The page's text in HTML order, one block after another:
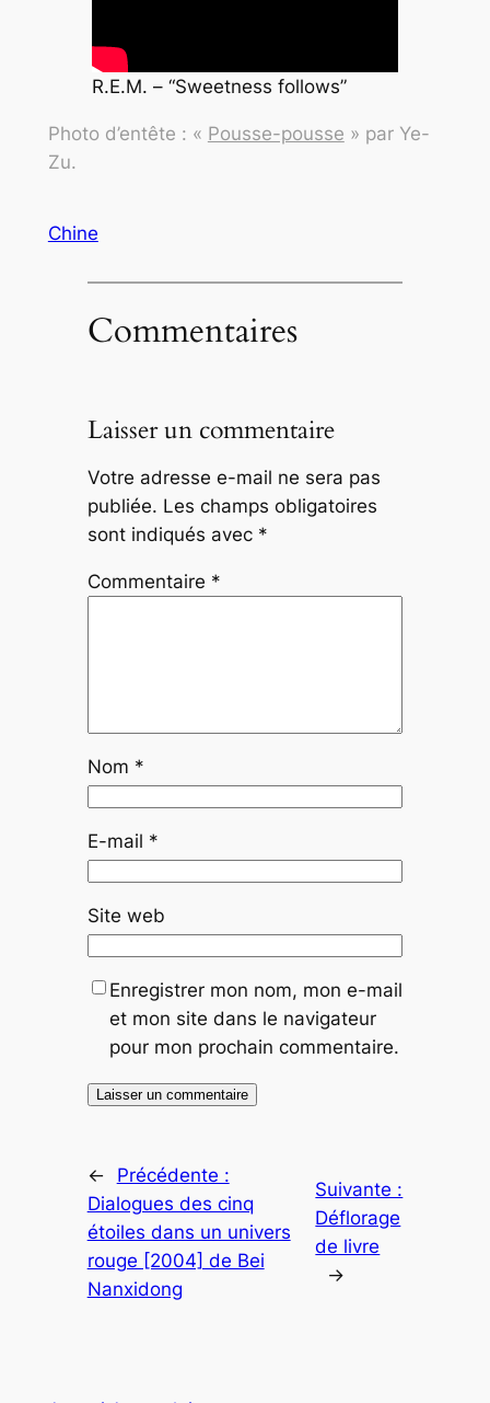
R.E.M. – “Sweetness follows”
Photo d’entête : « Pousse-pousse » par Ye-
Zu.
Chine
Commentaires
Laisser un commentaire
Votre adresse e-mail ne sera pas
publiée. Les champs obligatoires
sont indiqués avec *
Commentaire *
Nom *
E-mail *
Site web
Enregistrer mon nom, mon e-mail
et mon site dans le navigateur
pour mon prochain commentaire.
←
Précédente :
Dialogues des cinq
étoiles dans un univers
rouge [2004] de Bei
Nanxidong
Suivante :
Déflorage
de livre
→